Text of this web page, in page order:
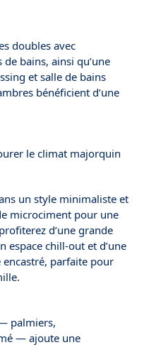
doubles avec
bains, ainsi qu’une
et salle de bains
bénéficient d’une
le climat majorquin
un style minimaliste et
microciment pour une
d’une grande
espace chill-out et d’une
parfaite pour
palmiers,
— ajoute une